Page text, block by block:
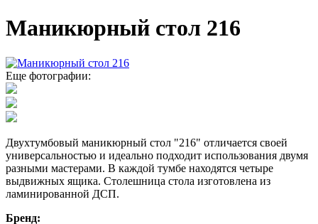
Маникюрный стол 216
Еще фотографии:
Двухтумбовый маникюрный стол "216" отличается своей
универсальностью и идеально подходит использования двумя
разными мастерами. В каждой тумбе находятся четыре
выдвижных ящика. Столешница стола изготовлена из
ламинированной ДСП.
Бренд: